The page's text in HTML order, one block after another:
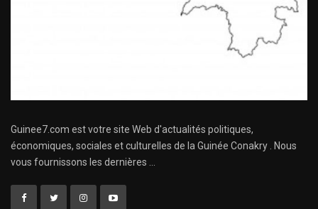
Guinee7.com est votre site Web d'actualités politiques,
économiques, sociales et culturelles de la Guinée Conakry . Nous
vous fournissons les dernières ...